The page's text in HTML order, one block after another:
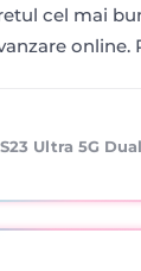
cel mai
online.
Ultra 5G